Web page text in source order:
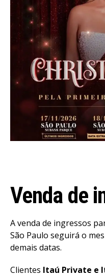
Venda de
A venda de ingressos
São Paulo seguirá o
demais datas.
Clientes Itaú Private e